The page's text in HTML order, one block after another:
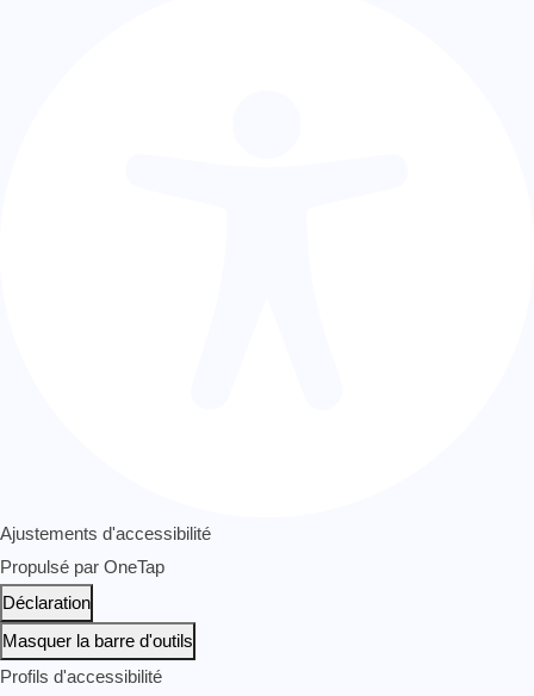
Ajustements d'accessibilité
Propulsé par OneTap
Déclaration
Masquer la barre d'outils
Profils d'accessibilité